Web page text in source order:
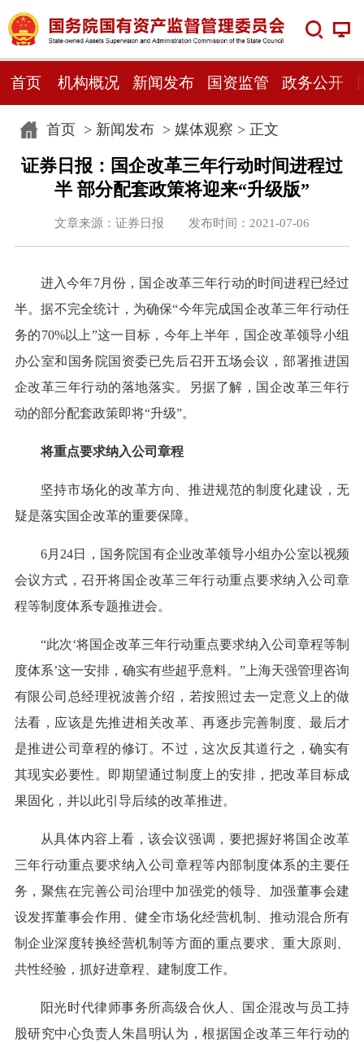
首页 机构概况 新闻发布 国资监管 政务公开
首页> 新闻发布> 媒体观察 > 正文
证券日报：国企改革三年行动时间进程过
半 部分配套政策将迎来“升级版”
文章来源：证券日报 发布时间：2021-07-06
进入今年7月份，国企改革三年行动的时间进程已经过
半。据不完全统计，为确保“今年完成国企改革三年行动任
务的70%以上”这一目标，今年上半年，国企改革领导小组
办公室和国务院国资委已先后召开五场会议，部署推进国
企改革三年行动的落地落实。另据了解，国企改革三年行
动的部分配套政策即将“升级”。
将重点要求纳入公司章程
坚持市场化的改革方向、推进规范的制度化建设，无
疑是落实国企改革的重要保障。
6月24日，国务院国有企业改革领导小组办公室以视频
会议方式，召开将国企改革三年行动重点要求纳入公司章
程等制度体系专题推进会。
“此次‘将国企改革三年行动重点要求纳入公司章程等制
度体系’这一安排，确实有些超乎意料。”上海天强管理咨询
有限公司总经理祝波善介绍，若按照过去一定意义上的做
法看，应该是先推进相关改革、再逐步完善制度、最后才
是推进公司章程的修订。不过，这次反其道行之，确实有
其现实必要性。即期望通过制度上的安排，把改革目标成
果固化，并以此引导后续的改革推进。
从具体内容上看，该会议强调，要把握好将国企改革
三年行动重点要求纳入公司章程等内部制度体系的主要任
务，聚焦在完善公司治理中加强党的领导、加强董事会建
设发挥董事会作用、健全市场化经营机制、推动混合所有
制企业深度转换经营机制等方面的重点要求、重大原则、
共性经验，抓好进章程、建制度工作。
阳光时代律师事务所高级合伙人、国企混改与员工持
股研究中心负责人朱昌明认为，根据国企改革三年行动的